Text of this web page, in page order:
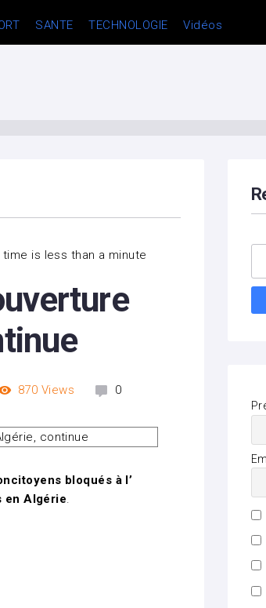
SANTE TECHNOLOGIE Vidéos
is less than a minute
870 Views 0
bloqués à l’
en Algérie.